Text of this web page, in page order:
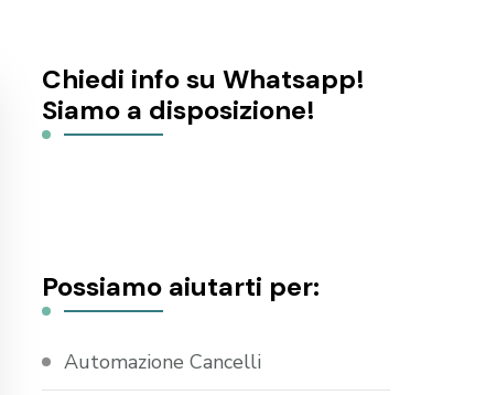
Chiedi info su Whatsapp!
Siamo a disposizione!
Possiamo aiutarti per:
Automazione Cancelli